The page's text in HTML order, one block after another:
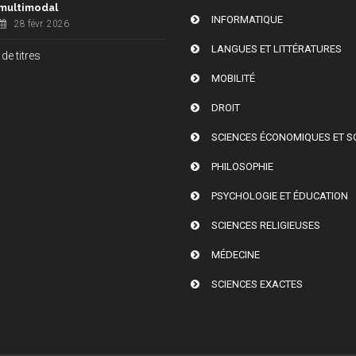
28 févr. 2026
titres
INFORMATIQUE
LANGUES ET LITTÉRATURES
MOBILITÉ
DROIT
SCIENCES ÉCONOMIQUES ET
PHILOSOPHIE
PSYCHOLOGIE ET ÉDUCATION
SCIENCES RELIGIEUSES
MÉDECINE
SCIENCES EXACTES